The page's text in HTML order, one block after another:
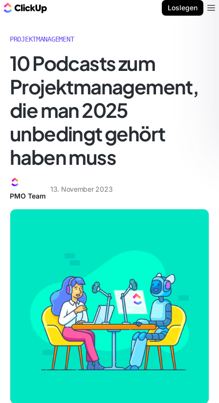
Loslegen
PROJEKTMANAGEMENT
10 Podcasts zum
Projektmanagement,
die man 2025
unbedingt gehört
haben muss
PMO Team
13. November 2023